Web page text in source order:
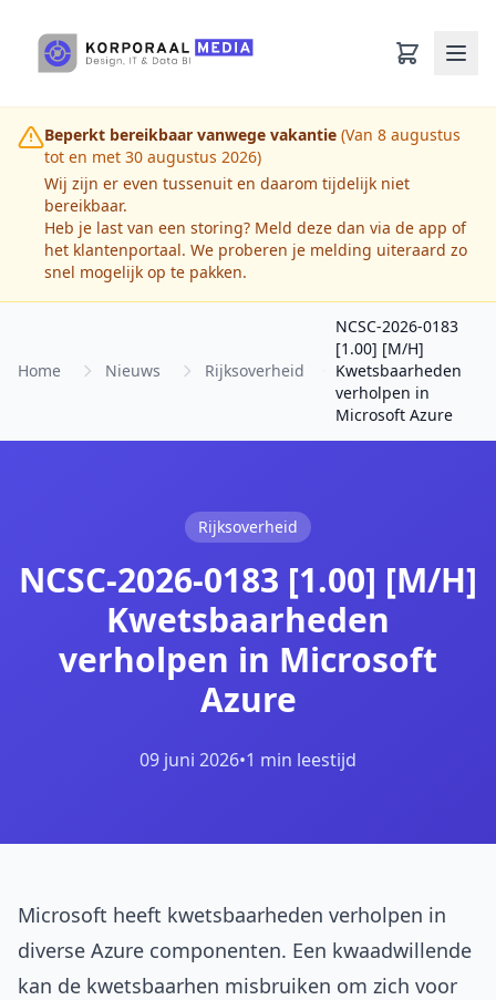
Beperkt bereikbaar vanwege vakantie (Van 8 augustus
tot en met 30 augustus 2026)
Wij zijn er even tussenuit en daarom tijdelijk niet
bereikbaar.
Heb je last van een storing? Meld deze dan via de app of
het klantenportaal. We proberen je melding uiteraard zo
snel mogelijk op te pakken.
Home Nieuws Rijksoverheid
NCSC-2026-0183
[1.00] [M/H]
Kwetsbaarheden
verholpen in
Microsoft Azure
Rijksoverheid
NCSC-2026-0183 [1.00] [M/H]
Kwetsbaarheden
verholpen in Microsoft
Azure
09 juni 2026•1 min leestijd
Microsoft heeft kwetsbaarheden verholpen in
diverse Azure componenten. Een kwaadwillende
kan de kwetsbaarhen misbruiken om zich voor